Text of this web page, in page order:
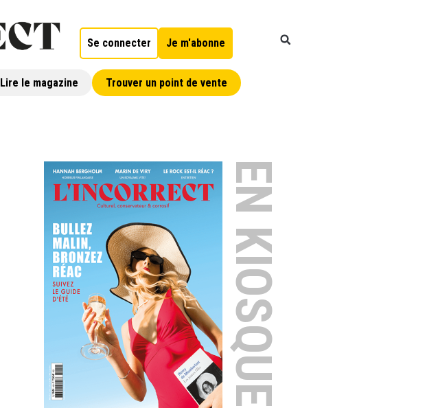
Se connecter Je m'abonne
Lire le magazine Trouver un point de vente
EN KIOSQUE